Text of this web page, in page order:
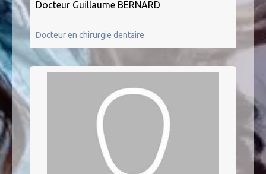
Docteur Guillaume BERNARD
Docteur en chirurgie dentaire